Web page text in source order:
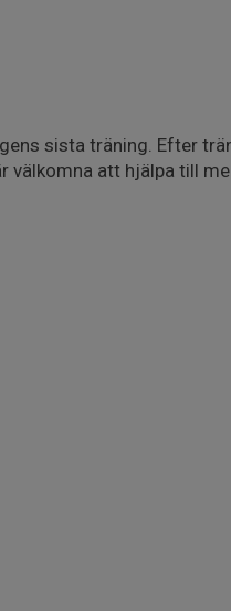
sista träning. Efter
välkomna att hjälpa till